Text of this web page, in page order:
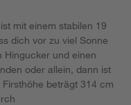
mit einem stabilen 19
dich vor zu viel Sonne
und einen
oder allein, dann ist
beträgt 314 cm